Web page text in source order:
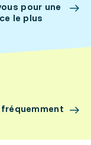
pour une
le plus